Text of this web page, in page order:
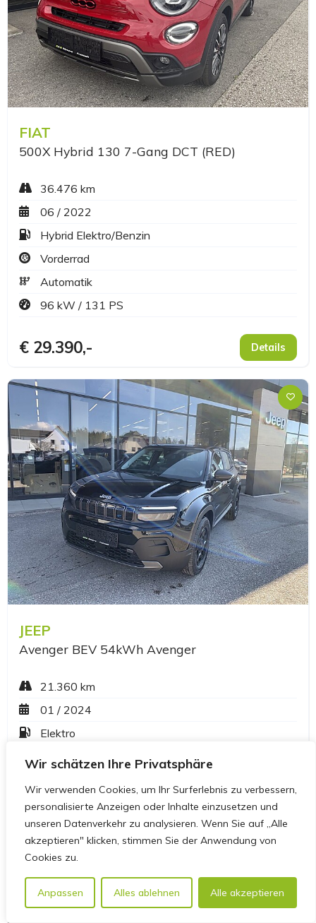
Wir schätzen Ihre Privatsphäre
Wir verwenden Cookies, um Ihr Surferlebnis zu verbessern,
personalisierte Anzeigen oder Inhalte einzusetzen und
unseren Datenverkehr zu analysieren. Wenn Sie auf „Alle
akzeptieren" klicken, stimmen Sie der Anwendung von
Cookies zu.
Anpassen Alles ablehnen Alle akzeptieren